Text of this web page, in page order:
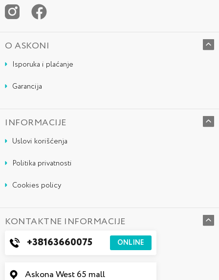
O ASKONI
Isporuka i plaćanje
Garancija
INFORMACIJE
Uslovi korišćenja
Politika privatnosti
Cookies policy
KONTAKTNE INFORMACIJE
+38163660075 ONLINE
Askona West 65 mall